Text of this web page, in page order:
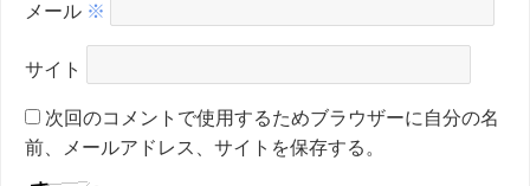
メール ※
サイト
次回のコメントで使用するためブラウザーに自分の名
前、メールアドレス、サイトを保存する。